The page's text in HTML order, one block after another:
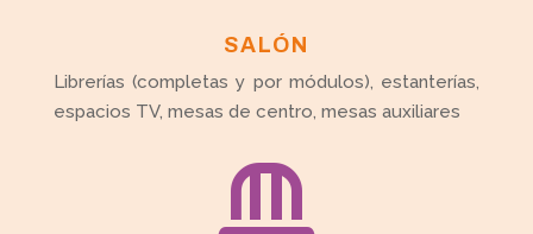
SALÓN
Librerías (completas y por módulos), estanterías,
espacios TV, mesas de centro, mesas auxiliares